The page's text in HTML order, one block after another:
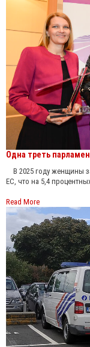
Одна треть
В 2025 году женщины
ЕС, что на 5,4
Read More